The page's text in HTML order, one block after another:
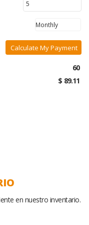
Calculate My Payment
60
$ 89.11
en nuestro inventario.